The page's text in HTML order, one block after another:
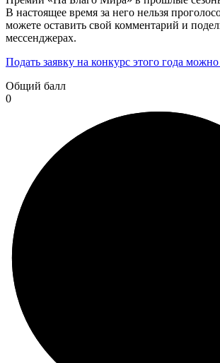
В настоящее время за него нельзя
можете оставить свой комментарий и
мессенджерах.
Подать заявку на конкурс этого года можно
Общий балл
0